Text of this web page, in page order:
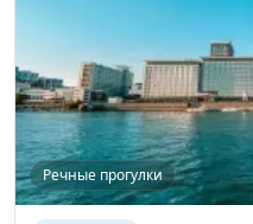
Речные прогулки